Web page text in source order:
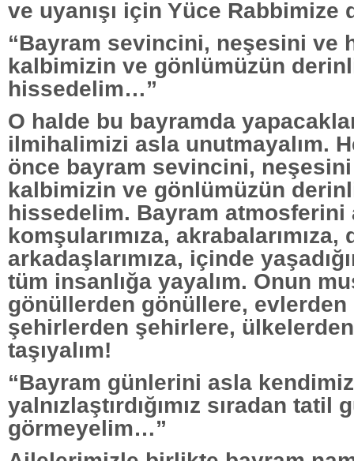
ve uyanışı için Yüce Rabbimize
“Bayram sevincini, neşesini ve
kalbimizin ve gönlümüzün
hissedelim…”
O halde bu bayramda
ilmihalimizi asla unutmayalım.
önce bayram sevincini,
kalbimizin ve gönlümüzün
hissedelim. Bayram atmosferini
komşularımıza, akrabalarımıza,
arkadaşlarımıza, içinde
tüm insanlığa yayalım. Onun
gönüllerden gönüllere, evlerden
şehirlerden şehirlere,
taşıyalım!
“Bayram günlerini asla
yalnızlaştırdığımız sıradan tatil
görmeyelim…”